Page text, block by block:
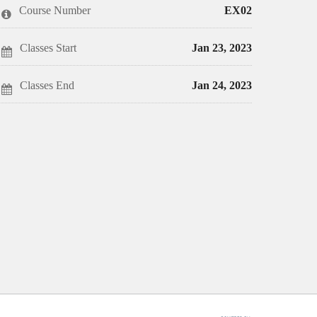
enrolled
course
enrolled
this
course
Course Number EX02
Classes Start Jan 23, 2023
Classes End Jan 24, 2023